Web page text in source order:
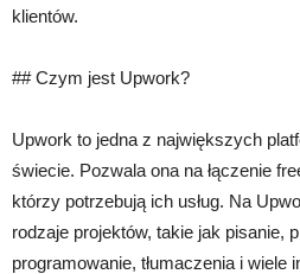
klientów.
## Czym jest Upwork?
Upwork to jedna z największych
świecie. Pozwala ona na łączenie
którzy potrzebują ich usług. Na
rodzaje projektów, takie jak pisanie,
programowanie, tłumaczenia i wiele